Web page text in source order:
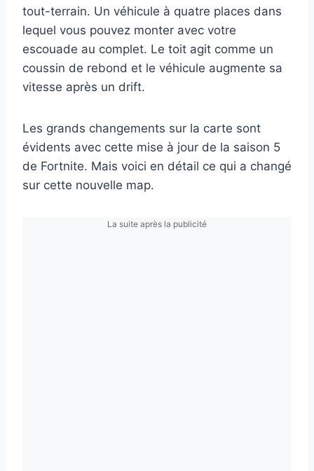
tout-terrain. Un véhicule à quatre places dans
lequel vous pouvez monter avec votre
escouade au complet. Le toit agit comme un
coussin de rebond et le véhicule augmente sa
vitesse après un drift.
Les grands changements sur la carte sont
évidents avec cette mise à jour de la saison 5
de Fortnite. Mais voici en détail ce qui a changé
sur cette nouvelle map.
La suite après la publicité